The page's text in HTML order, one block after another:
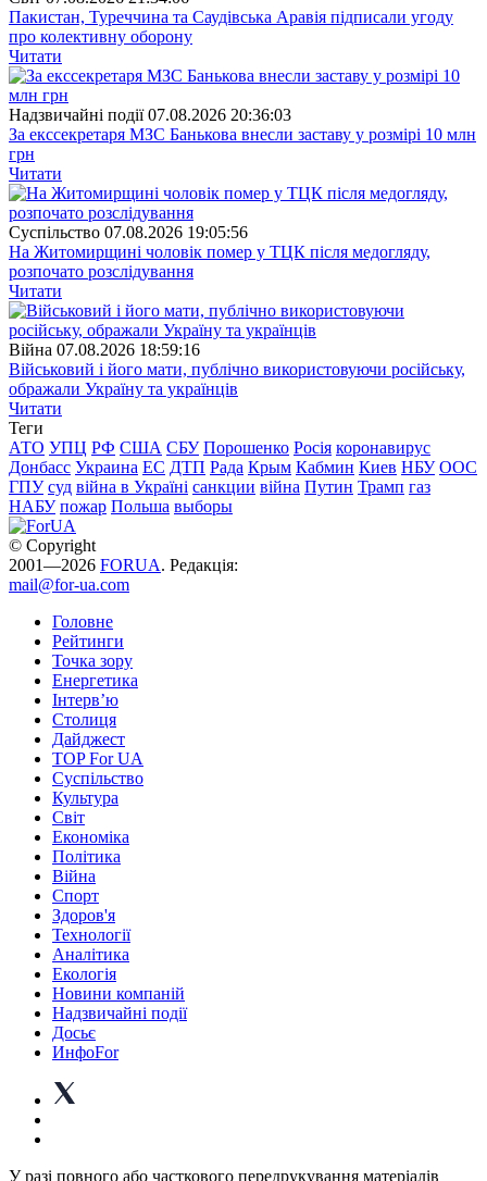
Пакистан, Туреччина та Саудівська Аравія підписали угоду
про колективну оборону
Читати
Надзвичайні події 07.08.2026 20:36:03
За екссекретаря МЗС Банькова внесли заставу у розмірі 10 млн
грн
Читати
Суспiльство 07.08.2026 19:05:56
На Житомирщині чоловік помер у ТЦК після медогляду,
розпочато розслідування
Читати
Війна 07.08.2026 18:59:16
Військовий і його мати, публічно використовуючи російську,
ображали Україну та українців
Читати
Теги
АТО УПЦ РФ США СБУ Порошенко Росія коронавирус
Донбасс Украина ЕС ДТП Рада Крым Кабмин Киев НБУ ООС
ГПУ суд війна в Україні санкции війна Путин Трамп газ
НАБУ пожар Польша выборы
© Copyright
2001—2026 FORUA. Редакція:
mail@for-ua.com
Головне
Рейтинги
Точка зору
Енергетика
Інтерв’ю
Столиця
Дайджест
TOP For UA
Суспiльство
Культура
Світ
Економіка
Політика
Війна
Спорт
Здоров'я
Технології
Аналітика
Екологія
Новини компаній
Надзвичайні події
Досьє
ИнфоFor
У разі повного або часткового передрукування матеріалів